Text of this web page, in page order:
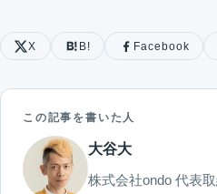
X B! Facebook
この記事を書いた人
大谷大
株式会社ondo 代表